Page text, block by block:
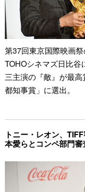
第37回東京国際映画祭
TOHOシネマズ日比
三主演の『敵』が最
都知事賞」に選出。
トニー・レオン、
本愛らとコンペ部門審